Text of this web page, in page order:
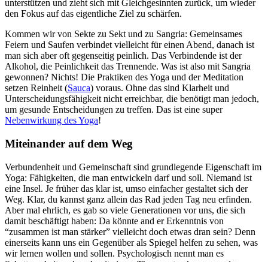
unterstützen und zieht sich mit Gleichgesinnten zurück, um wieder
den Fokus auf das eigentliche Ziel zu schärfen.
Kommen wir von Sekte zu Sekt und zu Sangria: Gemeinsames
Feiern und Saufen verbindet vielleicht für einen Abend, danach ist
man sich aber oft gegenseitig peinlich. Das Verbindende ist der
Alkohol, die Peinlichkeit das Trennende. Was ist also mit Sangria
gewonnen? Nichts! Die Praktiken des Yoga und der Meditation
setzen Reinheit (Sauca) voraus. Ohne das sind Klarheit und
Unterscheidungsfähigkeit nicht erreichbar, die benötigt man jedoch,
um gesunde Entscheidungen zu treffen. Das ist eine super
Nebenwirkung des Yoga!
Miteinander auf dem Weg
Verbundenheit und Gemeinschaft sind grundlegende Eigenschaft im
Yoga: Fähigkeiten, die man entwickeln darf und soll. Niemand ist
eine Insel. Je früher das klar ist, umso einfacher gestaltet sich der
Weg. Klar, du kannst ganz allein das Rad jeden Tag neu erfinden.
Aber mal ehrlich, es gab so viele Generationen vor uns, die sich
damit beschäftigt haben: Da könnte and er Erkenntnis von
“zusammen ist man stärker” vielleicht doch etwas dran sein? Denn
einerseits kann uns ein Gegenüber als Spiegel helfen zu sehen, was
wir lernen wollen und sollen. Psychologisch nennt man es